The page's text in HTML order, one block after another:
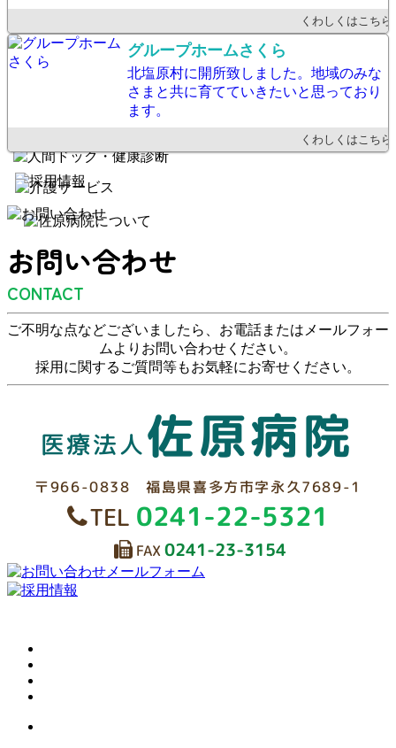
くわしくはこちら
グループホームさくら
北塩原村に開所致しました。地域のみな
さまと共に育てていきたいと思っており
ます。
くわしくはこちら
お問い合わせ
CONTACT
ご不明な点などございましたら、お電話またはメールフォー
ムよりお問い合わせください。
採用に関するご質問等もお気軽にお寄せください。
医療法人佐原病院
〒966-0838 福島県喜多方市字永久7689-1
TEL 0241-22-5321
FAX 0241-23-3154